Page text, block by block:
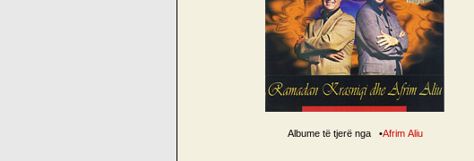
Albume të tjerë nga •Afrim Aliu